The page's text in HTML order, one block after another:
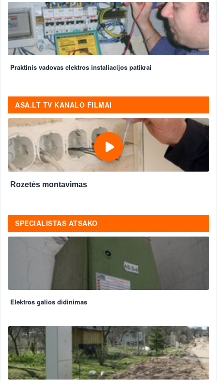
Praktinis vadovas elektros instaliacijos patikrai
ASA.LT TV KANALO FILMAI
Rozetės montavimas
SPECIALISTAS ATSAKO
Elektros galios didinimas